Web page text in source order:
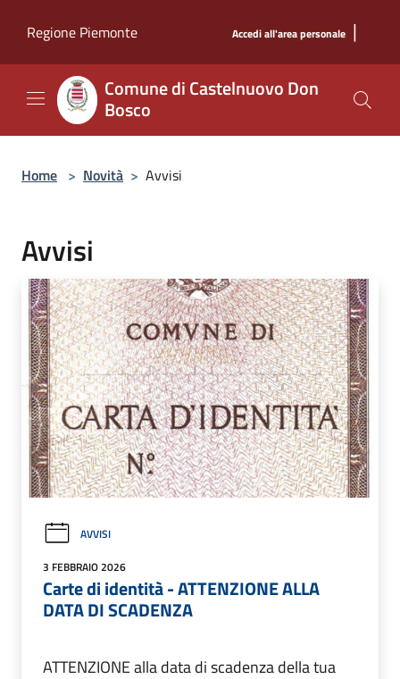
Regione Piemonte
Accedi all'area personale |
Comune di Castelnuovo Don
Bosco
Home > Novità > Avvisi
Avvisi
AVVISI
3 FEBBRAIO 2026
Carte di identità - ATTENZIONE ALLA
DATA DI SCADENZA
ATTENZIONE alla data di scadenza della tua